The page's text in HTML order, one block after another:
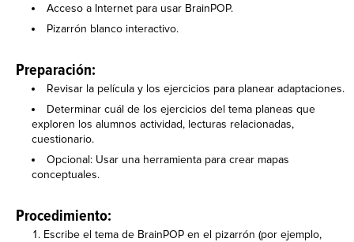
Acceso a Internet para usar BrainPOP.
Pizarrón blanco interactivo.
Preparación:
Revisar la película y los ejercicios para planear adaptaciones.
Determinar cuál de los ejercicios del tema planeas que
exploren los alumnos actividad, lecturas relacionadas,
cuestionario.
Opcional: Usar una herramienta para crear mapas
conceptuales.
Procedimiento:
Escribe el tema de BrainPOP en el pizarrón (por ejemplo,